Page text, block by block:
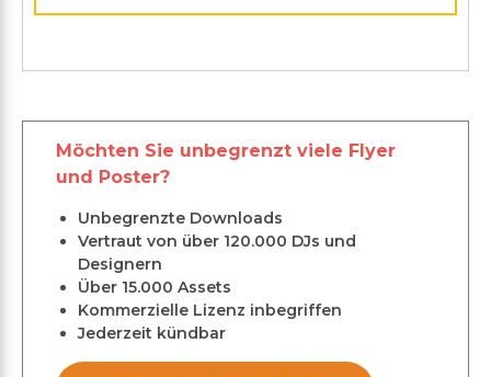
Möchten Sie unbegrenzt viele Flyer
und Poster?
Unbegrenzte Downloads
Vertraut von über 120.000 DJs und
Designern
Über 15.000 Assets
Kommerzielle Lizenz inbegriffen
Jederzeit kündbar